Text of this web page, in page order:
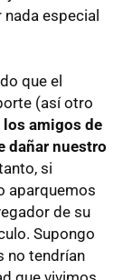
nada especial
que el
(así otro
los amigos de
dañar nuestro
si
aparquemos
de su
Supongo
no tendrían